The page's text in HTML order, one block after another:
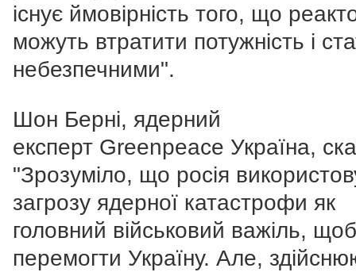
існує ймовірність того, що
можуть втратити потужність і
небезпечними".
Шон Берні, ядерний
експерт Greenpeace Україна,
"Зрозуміло, що росія
загрозу ядерної катастрофи як
головний військовий важіль, щоб
перемогти Україну. Але,